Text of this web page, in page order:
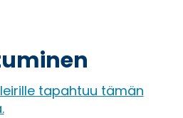
tapahtuu tämän